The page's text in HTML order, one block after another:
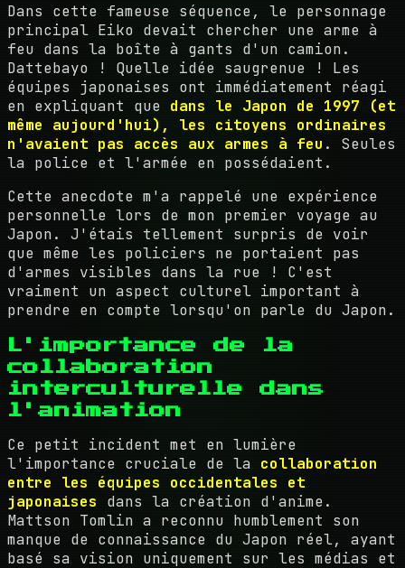
Dans cette fameuse séquence, le personnage
principal Eiko devait chercher une arme à
feu dans la boîte à gants d'un camion.
Dattebayo ! Quelle idée saugrenue ! Les
équipes japonaises ont immédiatement réagi
en expliquant que dans le Japon de 1997 (et
même aujourd'hui), les citoyens ordinaires
n'avaient pas accès aux armes à feu . Seules
la police et l'armée en possédaient.
Cette anecdote m'a rappelé une expérience
personnelle lors de mon premier voyage au
Japon. J'étais tellement surpris de voir
que même les policiers ne portaient pas
d'armes visibles dans la rue ! C'est
vraiment un aspect culturel important à
prendre en compte lorsqu'on parle du Japon.
L'importance de la
collaboration
interculturelle dans
l'animation
Ce petit incident met en lumière
l'importance cruciale de la collaboration
entre les équipes occidentales et
japonaises dans la création d'anime.
Mattson Tomlin a reconnu humblement son
manque de connaissance du Japon réel, ayant
basé sa vision uniquement sur les médias et